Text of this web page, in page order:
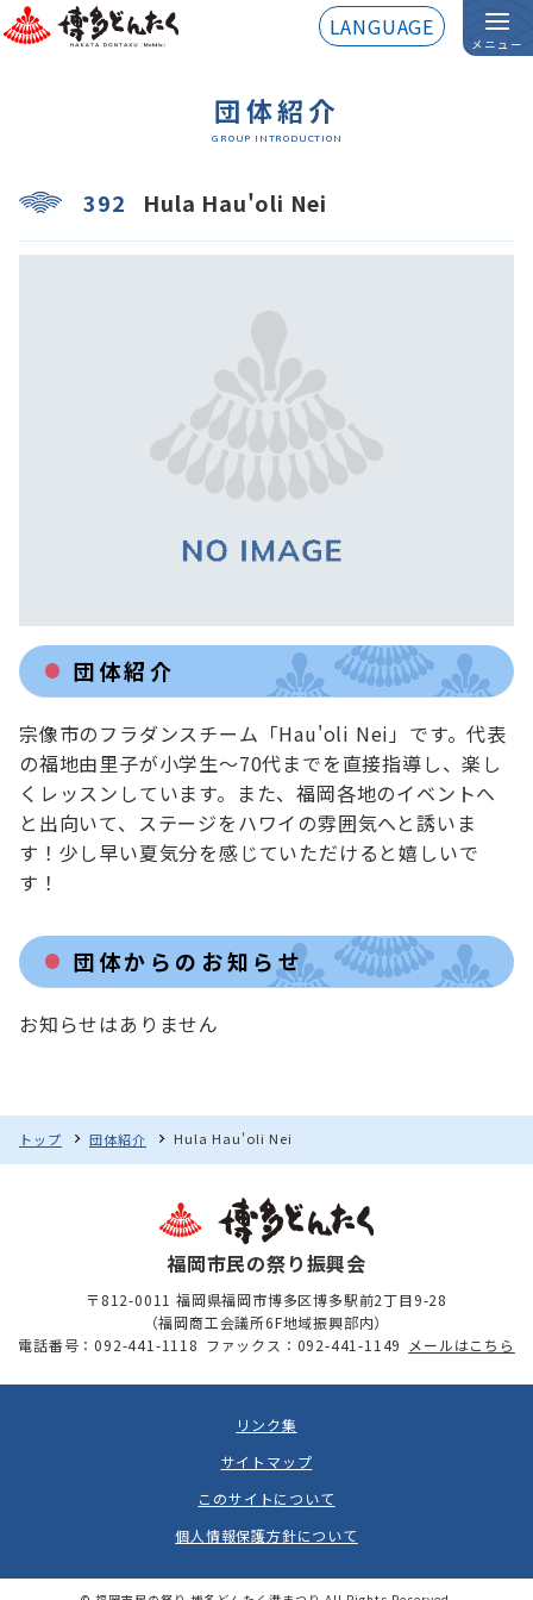
LANGUAGE
メニュー
団体紹介
GROUP INTRODUCTION
392 Hula Hau'oli Nei
団体紹介
宗像市のフラダンスチーム「Hau'oli Nei」です。代表
の福地由里子が小学生〜70代までを直接指導し、楽し
くレッスンしています。また、福岡各地のイベントへ
と出向いて、ステージをハワイの雰囲気へと誘いま
す！少し早い夏気分を感じていただけると嬉しいで
す！
団体からのお知らせ
お知らせはありません
トップ 団体紹介 Hula Hau'oli Nei
福岡市民の祭り振興会
〒812-0011 福岡県福岡市博多区博多駅前2丁目9-28
（福岡商工会議所6F地域振興部内）
電話番号：092-441-1118 ファックス：092-441-1149 メールはこちら
リンク集
サイトマップ
このサイトについて
個人情報保護方針について